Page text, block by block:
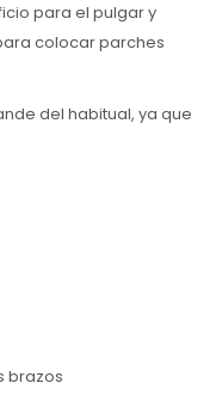
para el pulgar y
colocar parches
del habitual, ya que
brazos